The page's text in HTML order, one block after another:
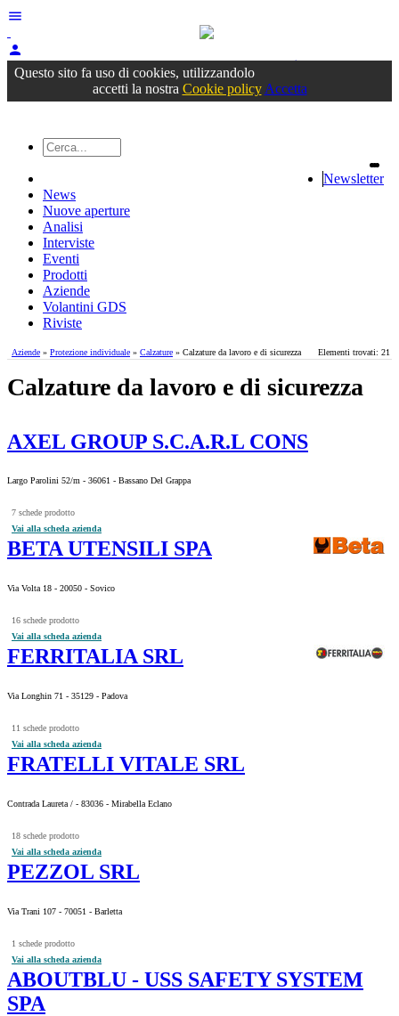
menu
person
Accedioppure registrati
Questo sito fa uso di cookies, utilizzandolo
accetti la nostra Cookie policy Accetta
Newsletter
News
Nuove aperture
Analisi
Interviste
Eventi
Prodotti
Aziende
Volantini GDS
Riviste
Elementi trovati: 21
Aziende » Protezione individuale » Calzature » Calzature da lavoro e di sicurezza
Calzature da lavoro e di sicurezza
AXEL GROUP S.C.A.R.L CONS
Largo Parolini 52/m - 36061 - Bassano Del Grappa
7 schede prodotto
Vai alla scheda azienda
BETA UTENSILI SPA
Via Volta 18 - 20050 - Sovico
16 schede prodotto
Vai alla scheda azienda
FERRITALIA SRL
Via Longhin 71 - 35129 - Padova
11 schede prodotto
Vai alla scheda azienda
FRATELLI VITALE SRL
Contrada Laureta / - 83036 - Mirabella Eclano
18 schede prodotto
Vai alla scheda azienda
PEZZOL SRL
Via Trani 107 - 70051 - Barletta
1 schede prodotto
Vai alla scheda azienda
ABOUTBLU - USS SAFETY SYSTEM
SPA